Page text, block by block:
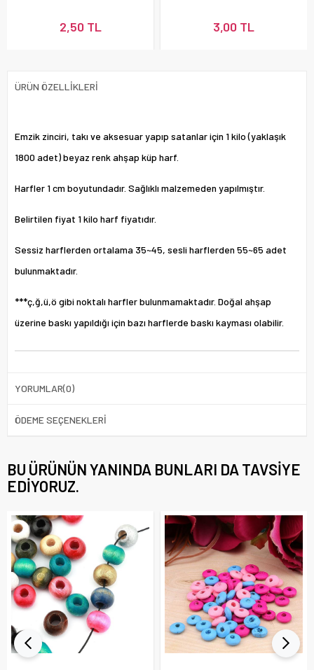
2,50 TL 3,00 TL
ÜRÜN ÖZELLIKLERI
Emzik zinciri, takı ve aksesuar yapıp satanlar için 1 kilo (yaklaşık
1800 adet) beyaz renk ahşap küp harf.
Harfler 1 cm boyutundadır. Sağlıklı malzemeden yapılmıştır.
Belirtilen fiyat 1 kilo harf fiyatıdır.
Sessiz harflerden ortalama 35~45, sesli harflerden 55~65 adet
bulunmaktadır.
***ç,ğ,ü,ö gibi noktalı harfler bulunmamaktadır. Doğal ahşap
üzerine baskı yapıldığı için bazı harflerde baskı kayması olabilir.
YORUMLAR(0)
ÖDEME SEÇENEKLERI
BU ÜRÜNÜN YANINDA BUNLARI DA TAVSIYE
EDIYORUZ.